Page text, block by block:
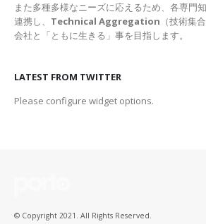
また多種多様なニーズに応えるため、各専門
連携し、 Technical Aggregation （技術集
会社と「ともに生きる」事を目指します。
LATEST FROM TWITTER
Please configure widget options.
© Copyright 2021. All Rights Reserved.